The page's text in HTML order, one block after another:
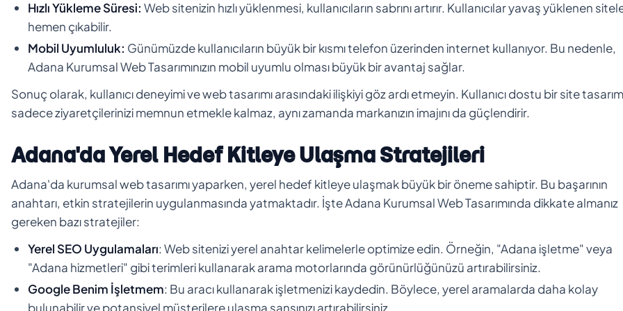
Hızlı Yükleme Süresi: Web sitenizin hızlı yüklenmesi, kullanıcıların sabrını artırır. Kullanıcılar yavaş yüklenen
hemen çıkabilir.
Mobil Uyumluluk: Günümüzde kullanıcıların büyük bir kısmı telefon üzerinden internet kullanıyor. Bu nedenle,
Adana Kurumsal Web Tasarımınızın mobil uyumlu olması büyük bir avantaj sağlar.
Sonuç olarak, kullanıcı deneyimi ve web tasarımı arasındaki ilişkiyi göz ardı etmeyin. Kullanıcı dostu bir site
sadece ziyaretçilerinizi memnun etmekle kalmaz, aynı zamanda markanızın imajını da güçlendirir.
Adana'da Yerel Hedef Kitleye Ulaşma Stratejileri
Adana'da kurumsal web tasarımı yaparken, yerel hedef kitleye ulaşmak büyük bir öneme sahiptir. Bu başarının
anahtarı, etkin stratejilerin uygulanmasında yatmaktadır. İşte Adana Kurumsal Web Tasarımında dikkate almanız
gereken bazı stratejiler:
Yerel SEO Uygulamaları: Web sitenizi yerel anahtar kelimelerle optimize edin. Örneğin, "Adana işletme" veya
"Adana hizmetleri" gibi terimleri kullanarak arama motorlarında görünürlüğünüzü artırabilirsiniz.
Google Benim İşletmem: Bu aracı kullanarak işletmenizi kaydedin. Böylece, yerel aramalarda daha kolay
bulunabilir ve potansiyel müşterilere ulaşma şansınızı artırabilirsiniz.